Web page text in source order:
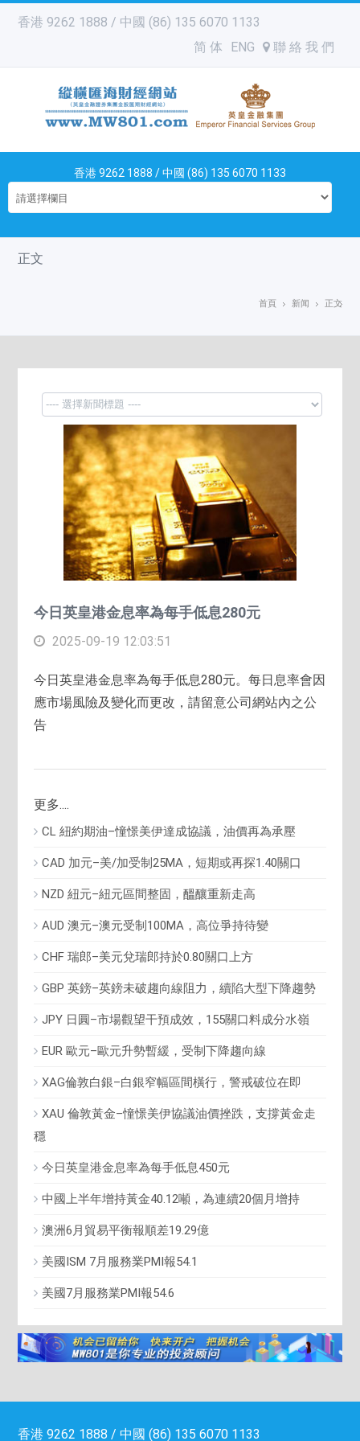
香港 9262 1888 / 中國 (86) 135 6070 1133
简 体
ENG 聯 絡 我 們
香港 9262 1888 / 中國 (86) 135 6070 1133
正文
首頁 新闻 正文
今日英皇港金息率為每手低息280元
2025-09-19 12:03:51
今日英皇港金息率為每手低息280元。每日息率會因
應市場風險及變化而更改，請留意公司網站內之公
告
更多....
CL 紐約期油–憧憬美伊達成協議，油價再為承壓
CAD 加元–美/加受制25MA，短期或再探1.40關口
NZD 紐元–紐元區間整固，醞釀重新走高
AUD 澳元–澳元受制100MA，高位爭持待變
CHF 瑞郎–美元兌瑞郎持於0.80關口上方
GBP 英鎊–英鎊未破趨向線阻力，續陷大型下降趨勢
JPY 日圓–市場觀望干預成效，155關口料成分水嶺
EUR 歐元–歐元升勢暫緩，受制下降趨向線
XAG倫敦白銀–白銀窄幅區間橫行，警戒破位在即
XAU 倫敦黃金–憧憬美伊協議油價挫跌，支撐黃金走
穩
今日英皇港金息率為每手低息450元
中國上半年增持黃金40.12噸，為連續20個月增持
澳洲6月貿易平衡報順差19.29億
美國ISM 7月服務業PMI報54.1
美國7月服務業PMI報54.6
香港 9262 1888 / 中國 (86) 135 6070 1133